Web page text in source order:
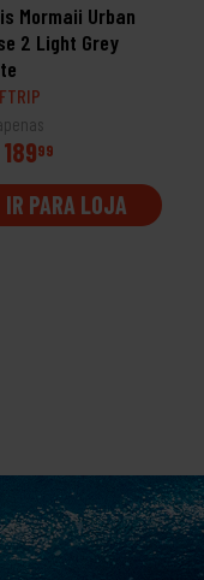
Mormaii Urban
2 Light Grey
99
IR PARA LOJA